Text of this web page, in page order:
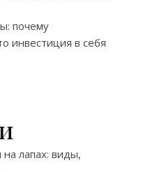
почему
инвестиция в себя
лапах: виды,